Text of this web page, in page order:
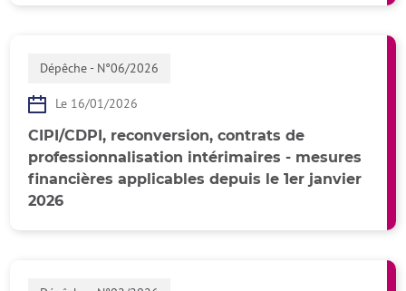
Dépêche - N°06/2026
Le 16/01/2026
CIPI/CDPI, reconversion, contrats de
professionnalisation intérimaires - mesures
financières applicables depuis le 1er janvier
2026